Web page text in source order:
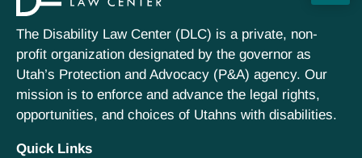
The Disability Law Center (DLC) is a private, non-
profit organization designated by the governor as
Utah’s Protection and Advocacy (P&A) agency. Our
mission is to enforce and advance the legal rights,
opportunities, and choices of Utahns with disabilities.
Quick Links